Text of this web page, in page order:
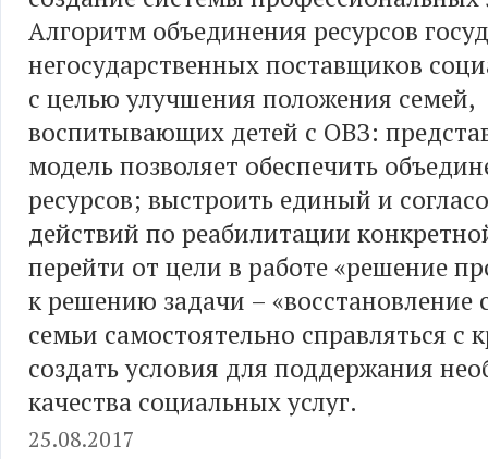
Алгоритм объединения ресурсов
негосударственных поставщиков
с целью улучшения положения семей,
воспитывающих детей с ОВЗ:
модель позволяет обеспечить
ресурсов; выстроить единый и
действий по реабилитации
перейти от цели в работе «решение
к решению задачи – «восстановление
семьи самостоятельно справляться с
создать условия для поддержания
качества социальных услуг.
25.08.2017